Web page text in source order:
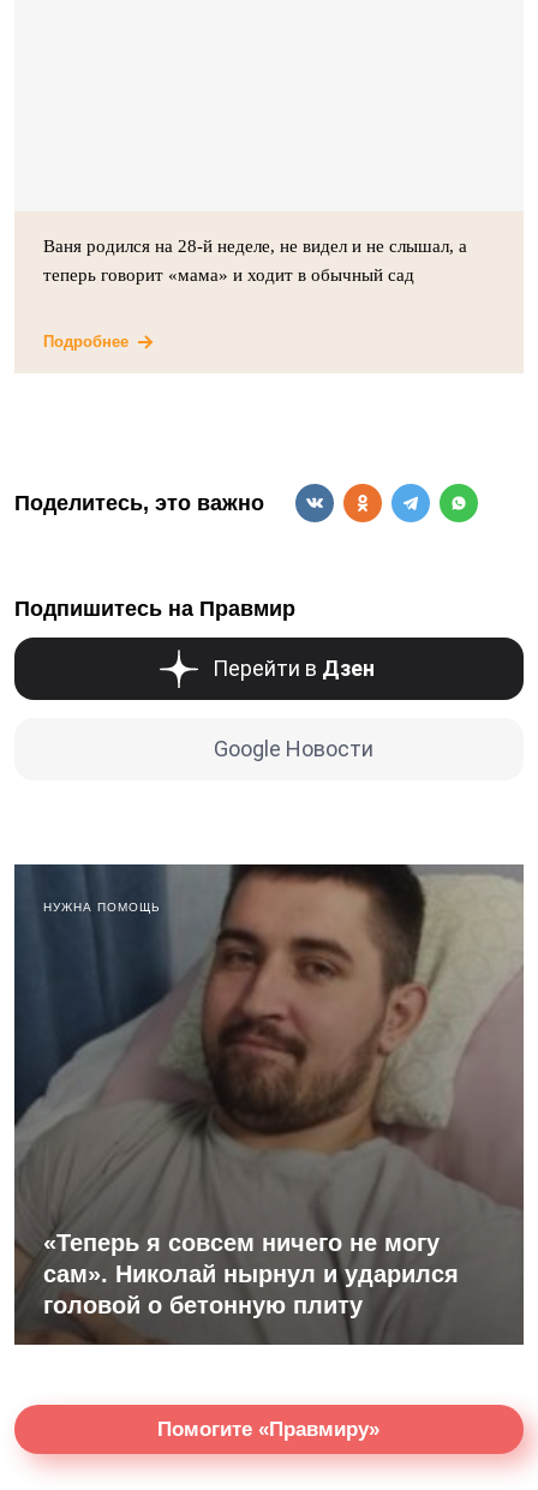
Ваня родился на 28-й неделе, не видел и не слышал, а
теперь говорит «мама» и ходит в обычный сад
Подробнее
Поделитесь, это важно
Подпишитесь на Правмир
Перейти в Дзен
Google Новости
НУЖНА ПОМОЩЬ
«Теперь я совсем ничего не могу
сам». Николай нырнул и ударился
головой о бетонную плиту
Помогите «Правмиру»